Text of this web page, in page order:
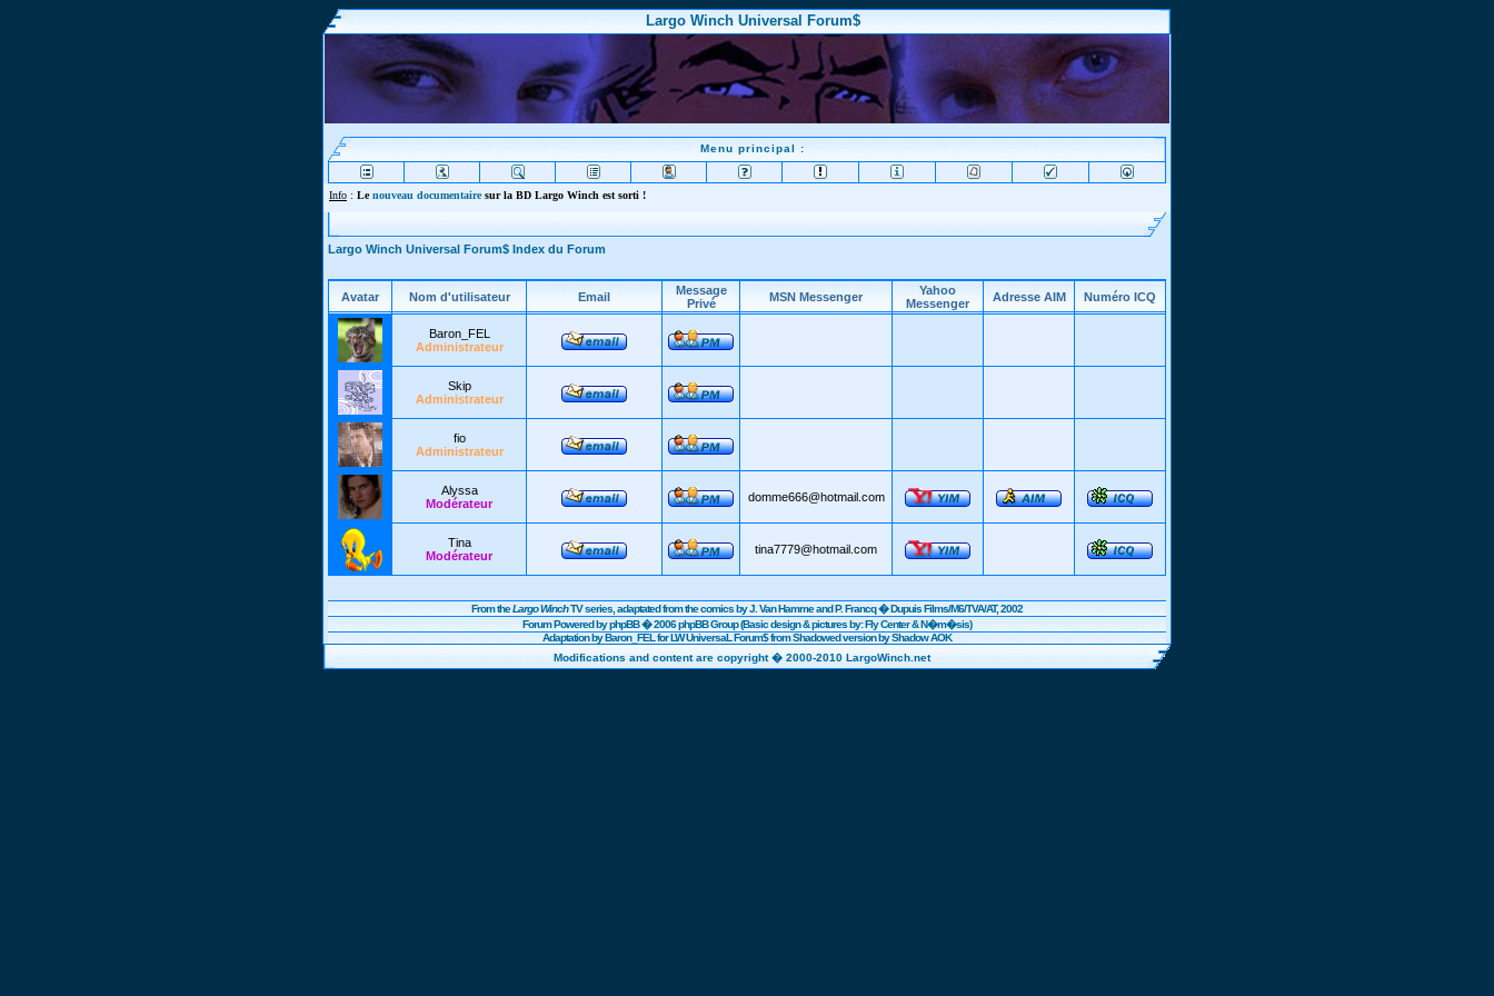
Largo Winch Universal Forum$
Menu principal :
Info : Lenouveau documentairesur la BD Largo Winch est sorti !
Largo Winch Universal Forum$ Index du Forum
Avatar Nom d'utilisateur Email
Message
Privé
MSN Messenger
Yahoo
Messenger
Adresse AIM Numéro ICQ
Baron_FEL
Administrateur
Skip
Administrateur
fio
Administrateur
Alyssa
Modérateur
domme666@hotmail.com
Tina
Modérateur
tina7779@hotmail.com
From theLargo WinchTV series, adaptated from the comics by J. Van Hamme and P. Francq �DupuisFilms/M6/TVA/AT, 2002
Forum Powered byphpBB� 2006 phpBB Group (Basic design & pictures by: Fly Center & N�m�sis)
Adaptation by Baron_FEL for LW UniversaL Forum$ from Shadowed version by Shadow AOK
Modifications and content are copyright � 2000-2010 LargoWinch.net